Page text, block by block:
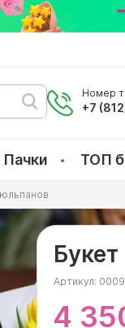
Номер
+7
Пачки ТОП
Артикул:
4